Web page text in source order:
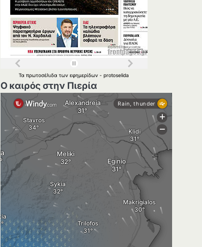
Ταπρωτοσέλιδατωνεφημερίδων-protoselida
Ο καιρός στην Πιερία